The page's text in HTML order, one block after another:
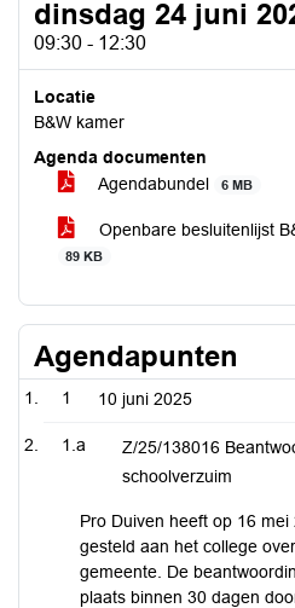
dinsdag 24 juni
09:30 - 12:30
Locatie
B&W kamer
Agenda documenten
Agendabundel
6 MB
Openbare besluitenlijst
89 KB
Agendapunten
1 10 juni 2025
1.a
Z/25/138016
schoolverzuim
Pro Duiven heeft op 16
gesteld aan het college
gemeente. De
plaats binnen 30 dagen